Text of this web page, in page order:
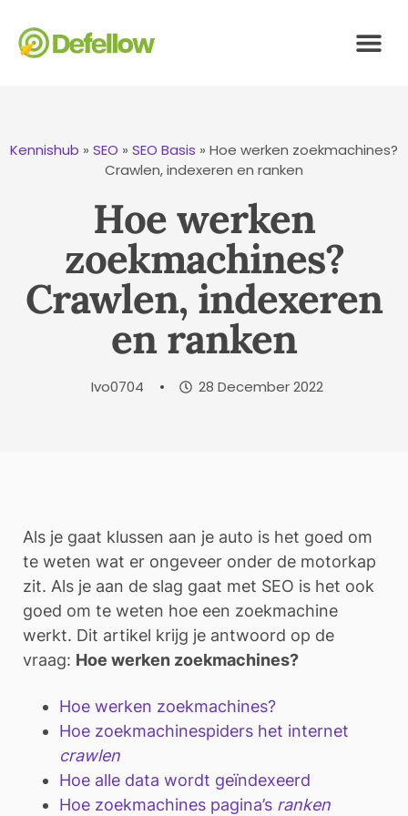
Kennishub » SEO » SEO Basis » Hoe werken zoekmachines?
Crawlen, indexeren en ranken
Hoe werken
zoekmachines?
Crawlen, indexeren
en ranken
Ivo0704 28 December 2022
Als je gaat klussen aan je auto is het goed om
te weten wat er ongeveer onder de motorkap
zit. Als je aan de slag gaat met SEO is het ook
goed om te weten hoe een zoekmachine
werkt. Dit artikel krijg je antwoord op de
vraag: Hoe werken zoekmachines?
Hoe werken zoekmachines?
Hoe zoekmachinespiders het internet
crawlen
Hoe alle data wordt geïndexeerd
Hoe zoekmachines pagina’s ranken